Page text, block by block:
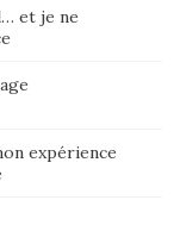
et je ne
expérience